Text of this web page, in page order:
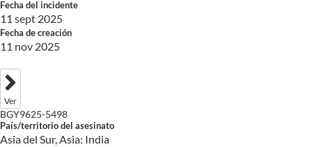
Fecha del incidente
11 sept 2025
Fecha de creación
11 nov 2025
Ver
BGY9625-5498
País/territorio del asesinato
Asia del Sur, Asia: India